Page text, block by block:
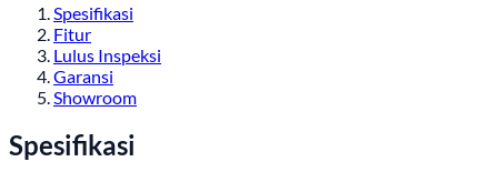
Spesifikasi
Fitur
Lulus Inspeksi
Garansi
Showroom
Spesifikasi